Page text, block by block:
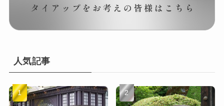
人気記事